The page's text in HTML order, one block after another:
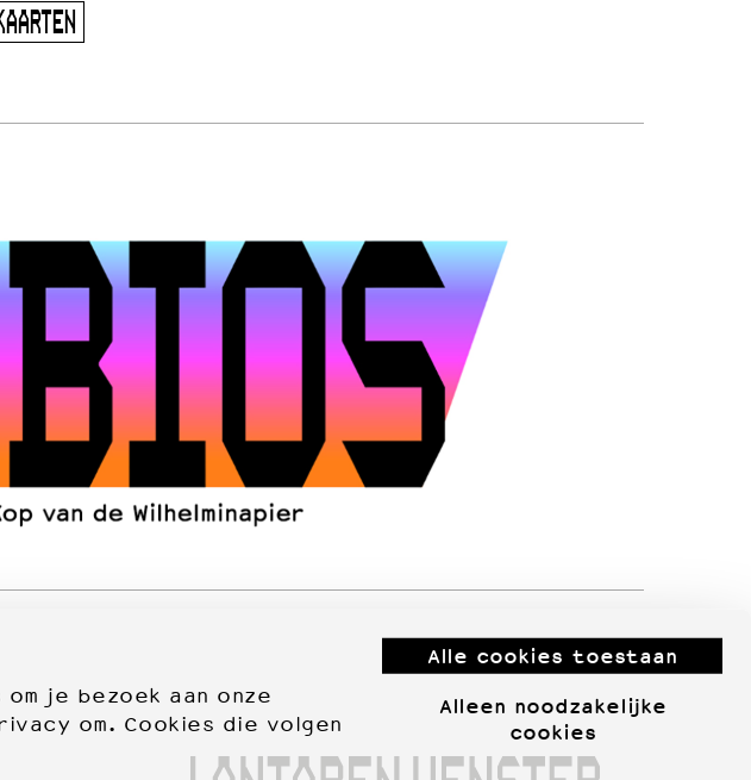
je bezoek aan onze
om. Cookies die volgen
Alle cookies toestaan
Alleen noodzakelijke
cookies